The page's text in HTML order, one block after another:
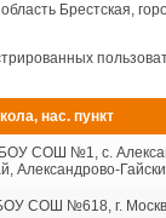
Брестская,
нас. пункт
СОШ №1, с.
Александрово-
СОШ №618, г.